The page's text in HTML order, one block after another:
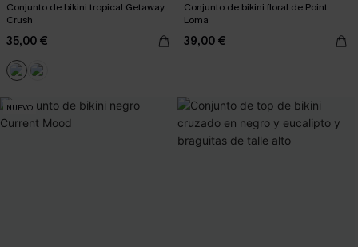
Conjunto de bikini tropical Getaway
Crush
35,00 €
Conjunto de bikini floral de Point
Loma
39,00 €
NUEVO